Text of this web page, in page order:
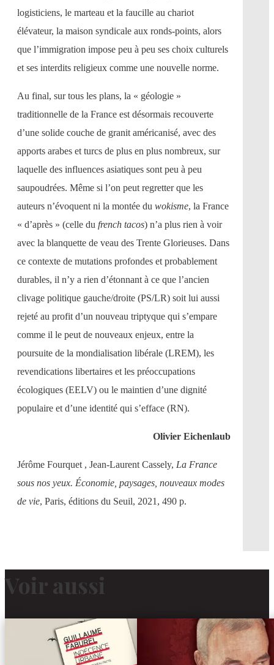
logisticiens, le marteau et la faucille au chariot
élévateur, la maison syndicale aux ronds-points, alors
que l’immigration impose peu à peu ses choix culturels
et ses interdits religieux comme une nouvelle norme.
Au final, sur tous les plans, la « géologie »
traditionnelle de la France est désormais recouverte
d’une solide couche de granit américanisé, avec des
apports arabes et turcs de plus en plus nombreux, sur
laquelle des influences asiatiques sont peu à peu
saupoudrées. Même si l’on peut regretter que les
auteurs n’évoquent ni la montée du wokisme, la France
« d’après » (celle du french tacos) n’a plus rien à voir
avec la blanquette de veau des Trente Glorieuses. Dans
ce contexte de mutations profondes et probablement
durables, il n’y a rien d’étonnant à ce que l’ancien
clivage politique gauche/droite (PS/LR) soit lui aussi
rejeté au profit d’un nouveau triptyque qui s’empare
comme il le peut de nouveaux enjeux, entre la
poursuite de la mondialisation libérale (LREM), les
revendications libertaires et les préoccupations
écologiques (EELV) ou le maintien d’une dignité
populaire et d’une identité qui s’efface (RN).
Olivier Eichenlaub
Jérôme Fourquet , Jean-Laurent Cassely, La France
sous nos yeux. Économie, paysages, nouveaux modes
de vie, Paris, éditions du Seuil, 2021, 490 p.
Voir aussi